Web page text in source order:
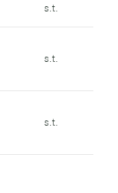
s.t.
s.t.
s.t.